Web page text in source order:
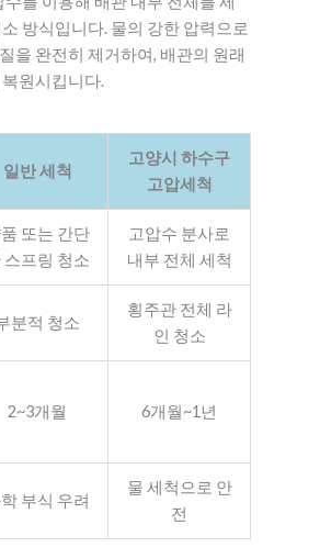
방식입니다. 물의 강한 압력으로
을 완전히 제거하여, 배관의 원래
원시킵니다.
일반 세척
고양시 하수구
고압세척
또는 간단
스프링 청소
고압수 분사로
내부 전체 세척
분적 청소
횡주관 전체 라
인 청소
2~3개월 6개월~1년
부식 우려
물 세척으로 안
전